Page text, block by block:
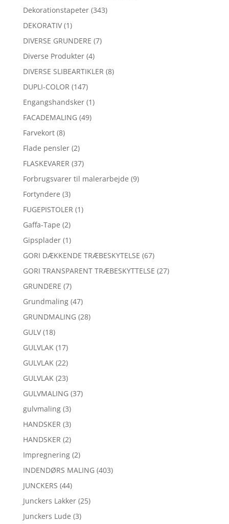
Dekorationstapeter (343)
DEKORATIV (1)
DIVERSE GRUNDERE (7)
Diverse Produkter (4)
DIVERSE SLIBEARTIKLER (8)
DUPLI-COLOR (147)
Engangshandsker (1)
FACADEMALING (49)
Farvekort (8)
Flade pensler (2)
FLASKEVARER (37)
Forbrugsvarer til malerarbejde (9)
Fortyndere (3)
FUGEPISTOLER (1)
Gaffa-Tape (2)
Gipsplader (1)
GORI DÆKKENDE TRÆBESKYTELSE (67)
GORI TRANSPARENT TRÆBESKYTTELSE (27)
GRUNDERE (7)
Grundmaling (47)
GRUNDMALING (28)
GULV (18)
GULVLAK (17)
GULVLAK (22)
GULVLAK (23)
GULVMALING (37)
gulvmaling (3)
HANDSKER (3)
HANDSKER (2)
Impregnering (2)
INDENDØRS MALING (403)
JUNCKERS (44)
Junckers Lakker (25)
Junckers Lude (3)